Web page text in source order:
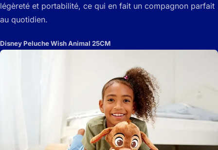
légèreté et portabilité, ce qui en fait un compagnon parfait
au quotidien.
Disney Peluche Wish Animal 25CM